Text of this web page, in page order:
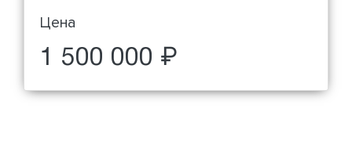
Цена
1 500 000 ₽